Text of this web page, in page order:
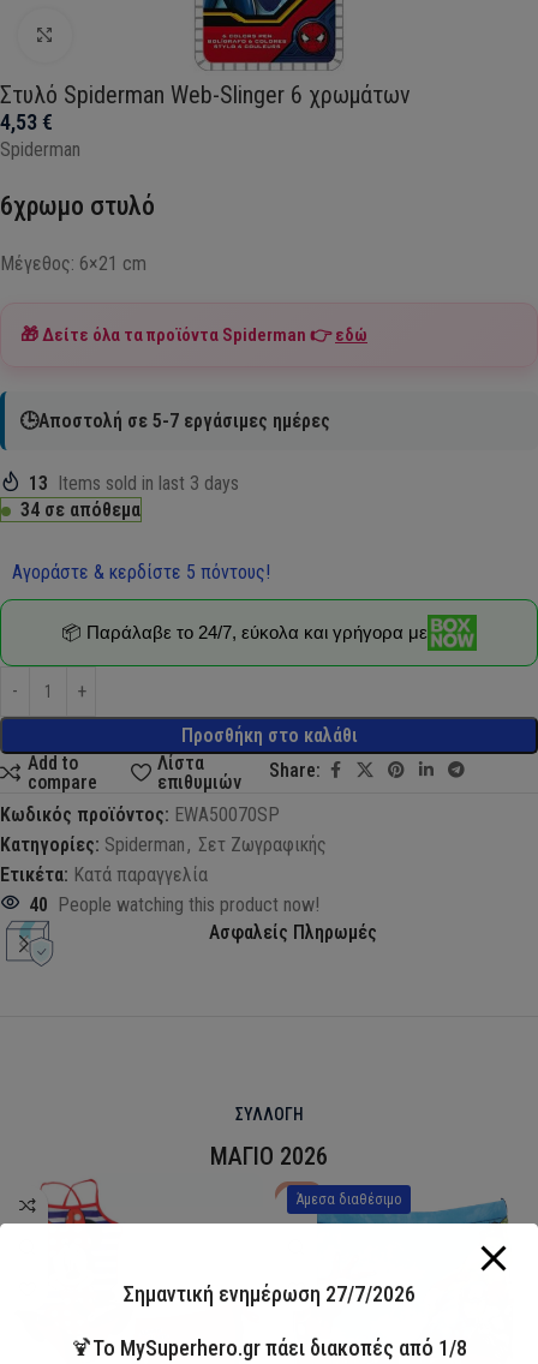
Στυλό Spiderman Web-Slinger 6 χρωμάτων
4,53€
Spiderman
6χρωμο στυλό
Μέγεθος: 6×21 cm
🎁 Δείτε όλα τα προϊόντα Spiderman 👉εδώ
🕒Αποστολή σε 5-7 εργάσιμες ημέρες
13 Items sold in last 3 days
34 σε απόθεμα
Αγοράστε & κερδίστε 5 πόντους!
Προσθήκη στο καλάθι
📦 Παράλαβε το 24/7, εύκολα και γρήγορα με
Add to
compare
Λίστα
επιθυμιών
Share:
Κωδικός προϊόντος: EWA50070SP
Κατηγορίες: Spiderman , Σετ Ζωγραφικής
Ετικέτα: Κατά παραγγελία
40 People watching this product now!
Ασφαλείς Πληρωμές
ΣΥΛΛΟΓΗ
ΜΑΓΙΟ 2026
Άμεσα διαθέσιμο
HOT
Σημαντική ενημέρωση 27/7/2026
🍹Το MySuperhero.gr πάει διακοπές από 1/8